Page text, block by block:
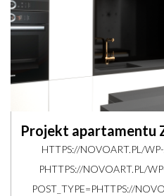
Projekt apartamentu
HTTPS://NOVOART.PL/
PHTTPS://NOVOART.PL/
POST_TYPE=PHTTPS://